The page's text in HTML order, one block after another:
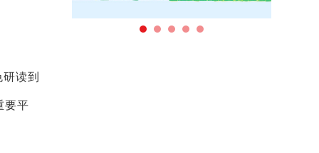
读到
要平